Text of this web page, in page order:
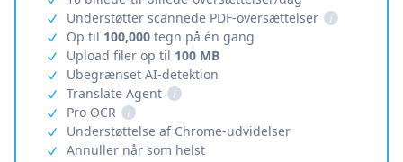
Understøtter scannede PDF-oversættelser
i
Op til 100,000 tegn på én gang
Upload filer op til 100 MB
Ubegrænset AI-detektion
Translate Agent
i
Pro OCR
i
Understøttelse af Chrome-udvidelser
Annuller når som helst